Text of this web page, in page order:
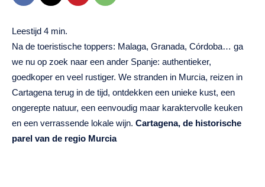
Na de toeristische toppers: Malaga, Granada, Córdoba… ga
we nu op zoek naar een ander Spanje: authentieker,
goedkoper en veel rustiger. We stranden in Murcia, reizen in
Cartagena terug in de tijd, ontdekken een unieke kust, een
ongerepte natuur, een eenvoudig maar karaktervolle keuken
en een verrassende lokale wijn. Cartagena, de historische
parel van de regio Murcia